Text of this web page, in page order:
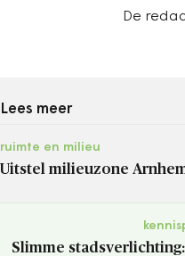
De
Lees meer
ruimte en milieu
Uitstel milieuzone
Slimme